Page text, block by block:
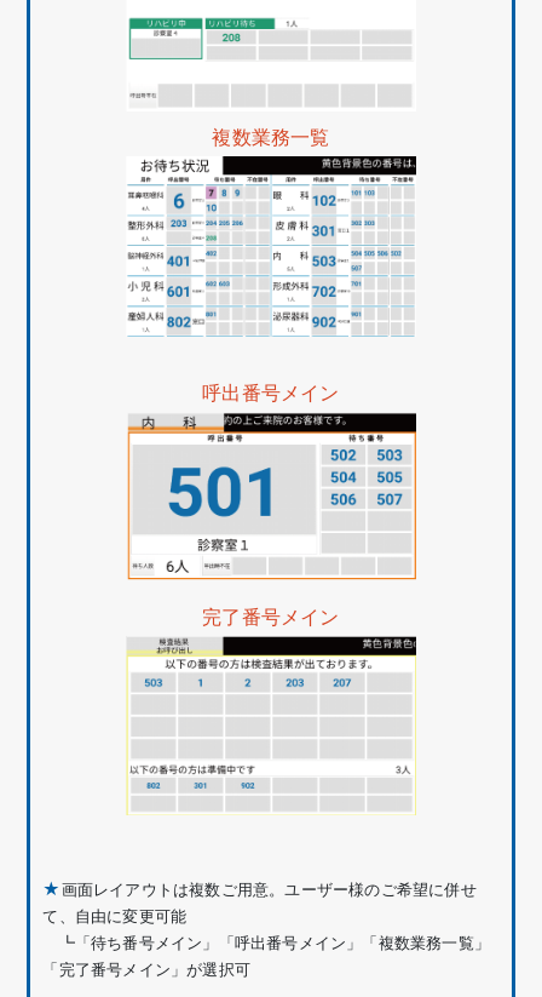
複数業務一覧
呼出番号メイン
完了番号メイン
画面レイアウトは複数ご用意。ユーザー様のご希望に併せ
て、自由に変更可能
┗「待ち番号メイン」「呼出番号メイン」「複数業務一覧」
「完了番号メイン」が選択可